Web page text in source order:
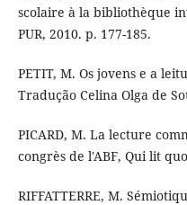
scolaire à la bibliothèque
PUR, 2010. p. 177-185.
PETIT, M. Os jovens e a
Tradução Celina Olga de
PICARD, M. La lecture
congrès de l'ABF, Qui lit
RIFFATTERRE, M.